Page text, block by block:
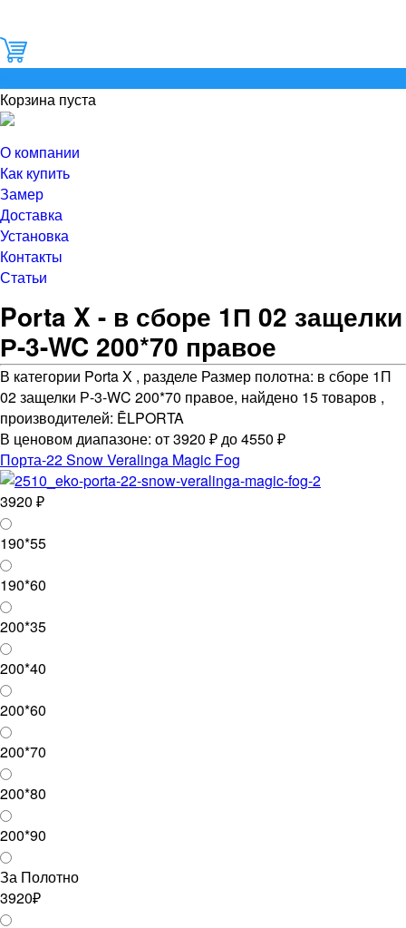
Корзина пуста
О компании
Как купить
Замер
Доставка
Установка
Контакты
Статьи
Porta X - в сборе 1П 02 защелки
Р-3-WC 200*70 правое
В категории Porta X , разделе Размер полотна: в сборе 1П
02 защелки Р-3-WC 200*70 правое, найдено 15 товаров ,
производителей: ĒLPORTA
В ценовом диапазоне: от 3920 ₽ до 4550 ₽
Порта-22 Snow Veralinga Magic Fog
3920 ₽
190*55
190*60
200*35
200*40
200*60
200*70
200*80
200*90
За Полотно
3920₽